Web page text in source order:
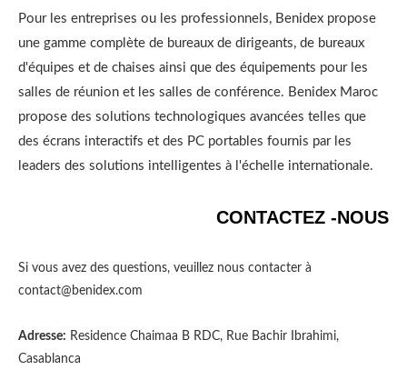
Pour les entreprises ou les professionnels, Benidex propose
une gamme complète de bureaux de dirigeants, de bureaux
d'équipes et de chaises ainsi que des équipements pour les
salles de réunion et les salles de conférence. Benidex Maroc
propose des solutions technologiques avancées telles que
des écrans interactifs et des PC portables fournis par les
leaders des solutions intelligentes à l'échelle internationale.
CONTACTEZ -NOUS
Si vous avez des questions, veuillez nous contacter à
contact@benidex.com
Adresse: Residence Chaimaa B RDC, Rue Bachir Ibrahimi,
Casablanca